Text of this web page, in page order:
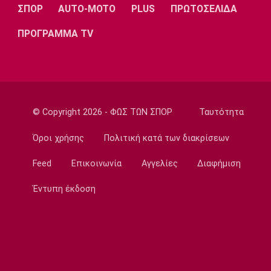
του Παπαγιάννη
Ποδόσφαιρο - Διεθνή
υπονόμευσης του Ινφαντίνο
Oλυμπιακός: Οι ευχές στον Ρέτσο
ΣΠΟΡ AUTO-MOTO PLUS ΠΡΩΤΟΣΕΛΙΔΑ
ΠΡΟΓΡΑΜΜΑ TV
© Copyright 2026 - ΦΩΣ ΤΩΝ ΣΠΟΡ Ταυτότητα
Όροι χρήσης Πολιτική κατά των διακρίσεων
Feed Επικοινωνία Αγγελίες Διαφήμιση
Έντυπη έκδοση